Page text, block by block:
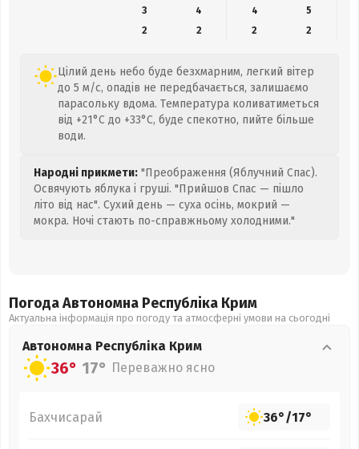
3
4 4
5
2
2 2 2
Цілий день небо буде безхмарним, легкий вітер
до 5 м/с, опадів не передбачається, залишаємо
парасольку вдома. Температура коливатиметься
від +21°C до +33°C, буде спекотно, пийте більше
води.
Народні прикмети: "Преображення (Яблучний Спас).
Освячують яблука і груші. "Прийшов Спас — пішло
літо від нас". Сухий день — суха осінь, мокрий —
мокра. Ночі стають по-справжньому холодними."
Погода Автономна Республіка Крим
Актуальна інформація про погоду та атмосферні умови на сьогодні
Автономна Республіка Крим
36° 17° Переважно ясно
Бахчисарай 36°/17°